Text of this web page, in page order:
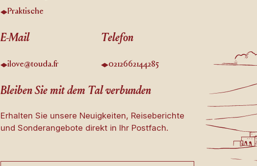
Praktische
E-Mail
ilove@touda.fr
Telefon
0212662144285
Bleiben Sie mit dem Tal verbunden
Erhalten Sie unsere Neuigkeiten, Reiseberichte
und Sonderangebote direkt in Ihr Postfach.